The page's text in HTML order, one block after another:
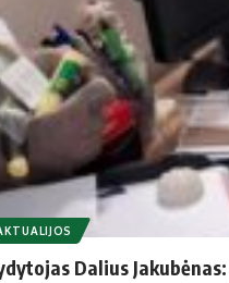
Dalius